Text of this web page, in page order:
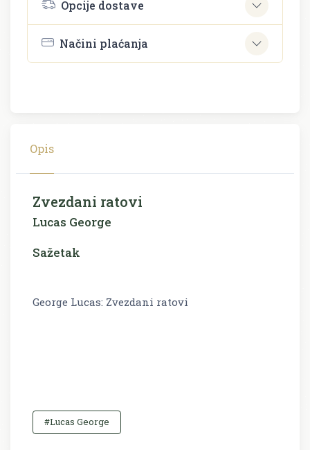
Opcije dostave
Načini plaćanja
Opis
Zvezdani ratovi
Lucas George
Sažetak
George Lucas: Zvezdani ratovi
#Lucas George